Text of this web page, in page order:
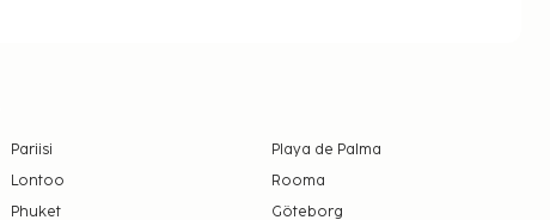
Pariisi
Playa de Palma
Lontoo
Rooma
Phuket
Göteborg